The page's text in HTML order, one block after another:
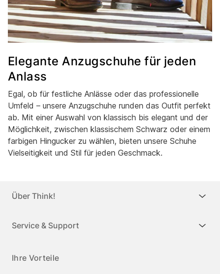
Elegante Anzugschuhe für jeden
Anlass
Egal, ob für festliche Anlässe oder das professionelle
Umfeld – unsere Anzugschuhe runden das Outfit perfekt
ab. Mit einer Auswahl von klassisch bis elegant und der
Möglichkeit, zwischen klassischem Schwarz oder einem
farbigen Hingucker zu wählen, bieten unsere Schuhe
Vielseitigkeit und Stil für jeden Geschmack.
Über Think!
Service & Support
Ihre Vorteile